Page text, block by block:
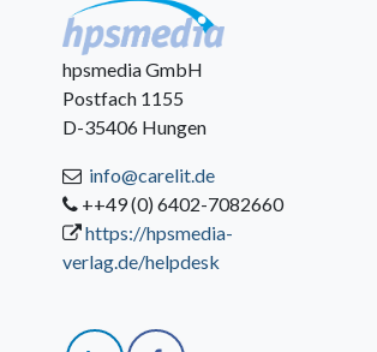
hpsmedia GmbH
Postfach 1155
D-35406 Hungen
info@carelit.de
++49 (0) 6402-7082660
https://hpsmedia-
verlag.de/helpdesk